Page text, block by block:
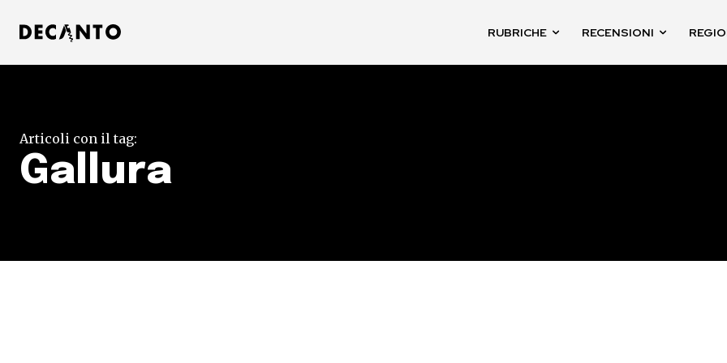
RUBRICHE RECENSIONI
Articoli con il tag:
Gallura